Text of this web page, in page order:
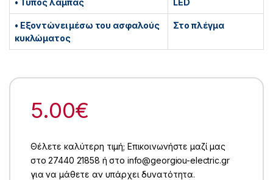
• Εξοντώνει μέσω του ασφαλούς
κυκλώματος
Στο πλέγμα
5.00€
Θέλετε καλύτερη τιμή; Επικοινωνήστε μαζί μας
στο 27440 21858 ή στο info@georgiou-electric.gr
για να μάθετε αν υπάρχει δυνατότητα.